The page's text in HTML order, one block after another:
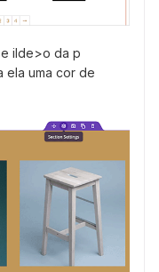
ilde>o da p
ela uma cor de